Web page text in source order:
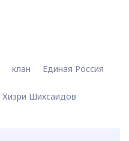
клан Единая Россия
Хизри Шихсаидов